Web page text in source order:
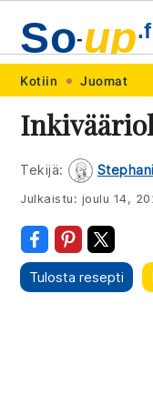
Skip
primary
navigation
Skip
main
content
Skip
primary
sidebar
Skip
footer
So-up
Kotiin Juomat
Tekijä:
Julkaistu: joulu 14,
Tulosta resepti